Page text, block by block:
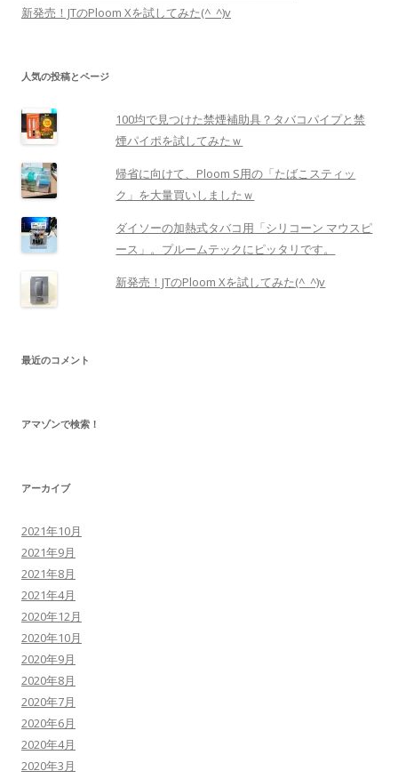
新発売！JTのPloom Xを試してみた(^_^)v
人気の投稿とページ
100均で見つけた禁煙補助具？タバコパイプと禁
煙パイポを試してみたｗ
帰省に向けて、Ploom S用の「たばこスティッ
ク」を大量買いしましたｗ
ダイソーの加熱式タバコ用「シリコーン マウスピ
ース」。プルームテックにピッタリです。
新発売！JTのPloom Xを試してみた(^_^)v
最近のコメント
アマゾンで検索！
アーカイブ
2021年10月
2021年9月
2021年8月
2021年4月
2020年12月
2020年10月
2020年9月
2020年8月
2020年7月
2020年6月
2020年4月
2020年3月